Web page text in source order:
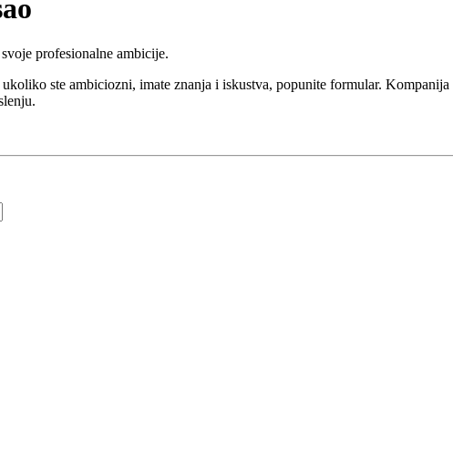
profesionalne ambicije.
ste ambiciozni, imate znanja i iskustva, popunite formular.